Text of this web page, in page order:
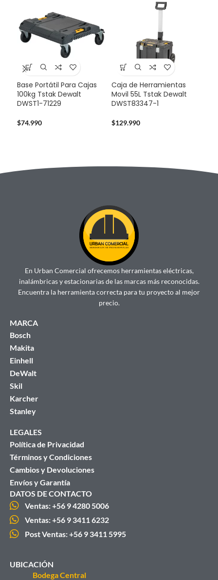
Base Portátil Para Cajas
100kg Tstak Dewalt
DWST1-71229
$74.990
Caja de Herramientas
Movil 55L Tstak Dewalt
DWST83347-1
$129.990
En Urban Comercial ofrecemos herramientas eléctricas,
inalámbricas y estacionarias de las marcas más reconocidas.
Encuentra la herramienta correcta para tu proyecto al mejor
precio.
MARCA
Bosch
Makita
Einhell
DeWalt
Skil
Karcher
Stanley
LEGALES
Política de Privacidad
Términos y Condiciones
Cambios y Devoluciones
Envíos y Garantía
DATOS DE CONTACTO
Ventas: +56 9 4280 5006
Ventas: +56 9 3411 6232
Post Ventas: +56 9 3411 5995
UBICACIÓN
Bodega Central